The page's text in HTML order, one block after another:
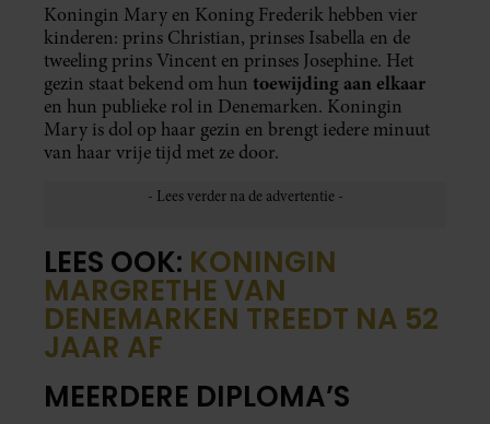
Koningin Mary en Koning Frederik hebben vier
kinderen: prins Christian, prinses Isabella en de
tweeling prins Vincent en prinses Josephine. Het
gezin staat bekend om hun toewijding aan elkaar
en hun publieke rol in Denemarken. Koningin
Mary is dol op haar gezin en brengt iedere minuut
van haar vrije tijd met ze door.
LEES OOK: KONINGIN
MARGRETHE VAN
DENEMARKEN TREEDT NA 52
JAAR AF
MEERDERE DIPLOMA’S